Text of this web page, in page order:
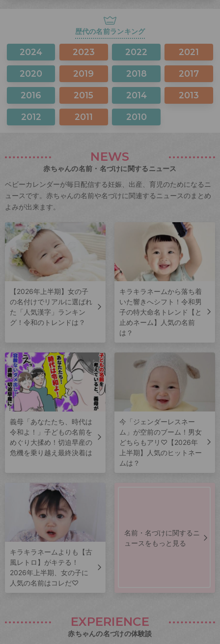
歴代の名前ランキング
2024 2023 2022 2021
2020 2019 2018 2017
2016 2015 2014 2013
2012 2011 2010
NEWS
赤ちゃんの名前・名づけに関するニュース
ベビーカレンダーが毎日配信する妊娠、出産、育児のためになるニ
ュースです。赤ちゃんの名前や名づけに関連するニュースのまとめ
よみが出来ます。
【2026年上半期】女の子
の名付けでリアルに選ばれ
た「人気漢字」ランキン
グ！令和のトレンドは？
キラキラネームから落ち着
いた響きへシフト！令和男
子の特大命名トレンド【と
止めネーム】人気の名前
は？
義母「あなたたち、時代は
令和よ！」子どもの名前を
めぐり大揉め！切迫早産の
危機を乗り越え最終決着は
今「ジェンダーレスネー
ム」が空前のブーム！男女
どちらもアリ♡【2026年
上半期】人気のヒットネー
ムは？
キラキラネームよりも【古
風レトロ】がキテる！
2026年上半期、女の子に
人気の名前はコレだ♡
名前・名づけに関するニ
ュースをもっと見る
EXPERIENCE
赤ちゃんの名づけの体験談